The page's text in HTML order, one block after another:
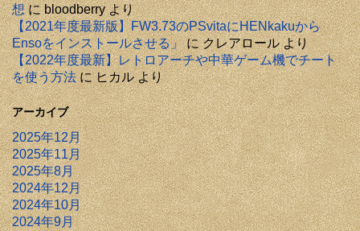
想にbloodberryより
【2021年度最新版】FW3.73のPSvitaにHENkakuから
Ensoをインストールさせる」にクレアロールより
【2022年度最新】レトロアーチや中華ゲーム機でチート
を使う方法にヒカルより
アーカイブ
2025年12月
2025年11月
2025年8月
2024年12月
2024年10月
2024年9月